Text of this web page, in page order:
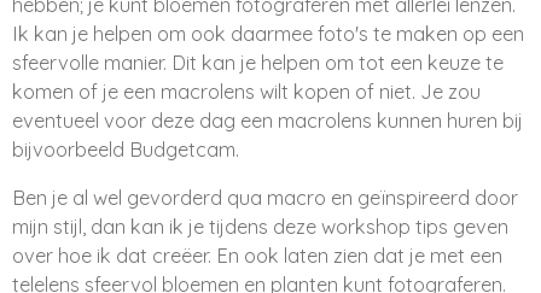
Ik kan je helpen om ook daarmee foto's te maken op een
sfeervolle manier. Dit kan je helpen om tot een keuze te
komen of je een macrolens wilt kopen of niet. Je zou
eventueel voor deze dag een macrolens kunnen huren bij
bijvoorbeeld Budgetcam.
Ben je al wel gevorderd qua macro en geïnspireerd door
mijn stijl, dan kan ik je tijdens deze workshop tips geven
over hoe ik dat creëer. En ook laten zien dat je met een
telelens sfeervol bloemen en planten kunt fotograferen.